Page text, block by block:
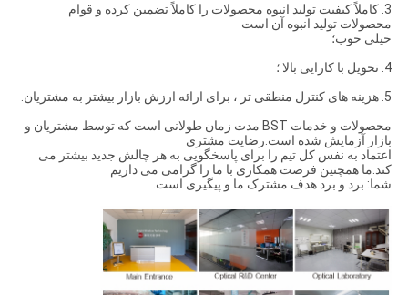
3. كاملاً كیفیت تولید انبوه محصولات را كاملاً تضمین كرده و قوام
محصولات تولید انبوه آن است
خیلی خوب؛
4. تحویل با کارایی بالا ؛
5. هزینه های کنترل منطقی تر ، برای ارائه ارزش بازار بیشتر به مشتریان.
محصولات و خدمات BST مدت زمان طولانی است که توسط مشتریان و
بازار آزمایش شده است.رضایت مشتری
اعتماد به نفس کل تیم را برای پاسخگویی به هر چالش جدید بیشتر می
کند.ما همچنین فرصت همکاری با ما را گرامی می داریم
شما: برد و برد هدف مشترک ما و پیگیری است.